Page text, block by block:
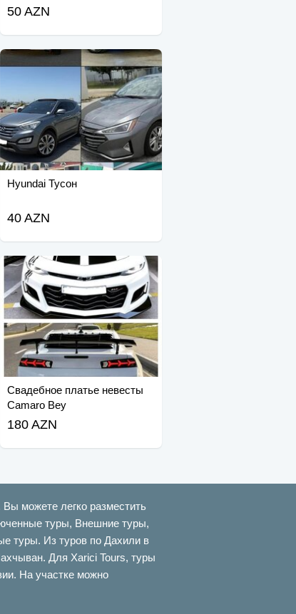
50 AZN
Hyundai Тусон
40 AZN
Свадебное платье невесты
Camaro Bey
180 AZN
Вы можете легко разместить
туры, Внешние туры,
туры. Из туров по Дахили в
Для Xarici Tours, туры
На участке можно